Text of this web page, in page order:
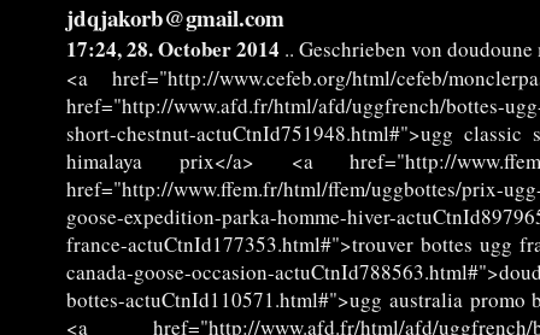
jdqjakorb@gmail.com
17:24, 28. October 2014 .. Geschrieben von
<a href="http://www.cefeb.org/html/cefeb/
href="http://www.afd.fr/html/afd/uggfrench/bottes-
short-chestnut-actuCtnId751948.html#">ugg
himalaya prix</a> <a href="http://
href="http://www.ffem.fr/html/ffem/uggbottes/prix-
goose-expedition-parka-homme-hiver-
france-actuCtnId177353.html#">trouver bottes ugg
canada-goose-occasion-
bottes-actuCtnId110571.html#">ugg australia
<a href="http://www.afd.fr/html/afd/